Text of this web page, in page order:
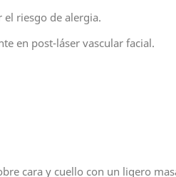
riesgo de alergia.
en post-láser vascular facial.
cara y cuello con un ligero